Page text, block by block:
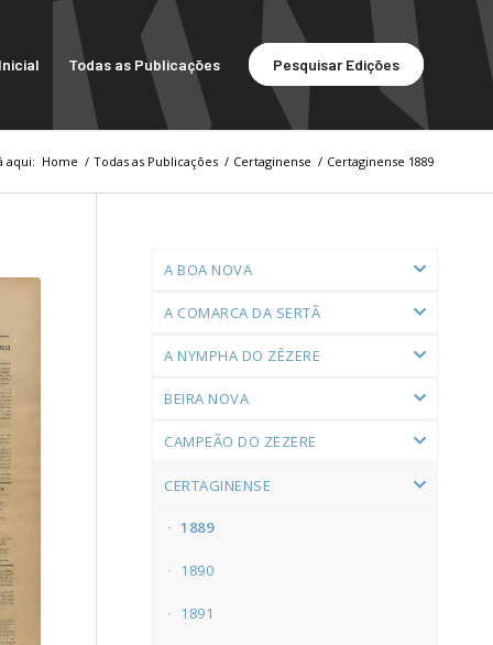
Todas as Publicações Pesquisar Edições
aqui: Home / Todas as Publicações / Certaginense / Certaginense 1889
A BOA NOVA
A COMARCA DA SERTÃ
A NYMPHA DO ZÊZERE
BEIRA NOVA
CAMPEÃO DO ZEZERE
CERTAGINENSE
1889
1890
1891